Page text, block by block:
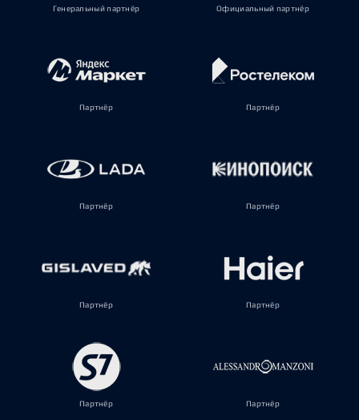
Генеральный партнёр Официальный партнёр
Партнёр Партнёр
Партнёр Партнёр
Партнёр Партнёр
Партнёр Партнёр